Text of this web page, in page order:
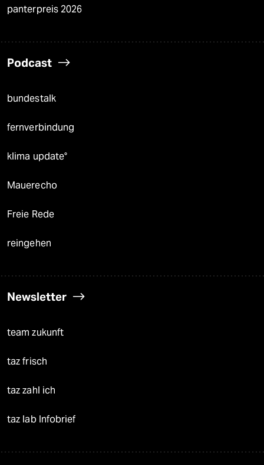
panterpreis 2026
Podcast
bundestalk
fernverbindung
klima update°
Mauerecho
Freie Rede
reingehen
Newsletter
team zukunft
taz frisch
taz zahl ich
taz lab Infobrief